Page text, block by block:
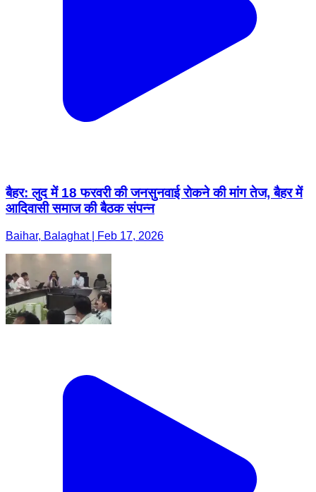
बैहर: लुद में 18 फरवरी की जनसुनवाई रोकने की मांग तेज, बैहर में
आदिवासी समाज की बैठक संपन्न
Baihar, Balaghat | Feb 17, 2026